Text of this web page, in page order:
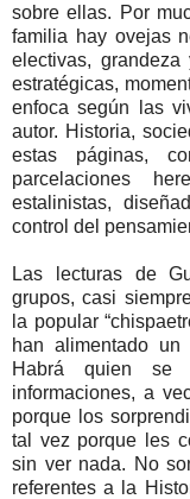
sobre ellas. Por
familia hay ovejas
electivas,
estratégicas,
enfoca según las
autor. Historia,
estas páginas,
parcelaciones
estalinistas,
control del
Las lecturas de
grupos, casi
la popular
han alimentado un
Habrá quien se
informaciones, a
porque los
tal vez porque les
sin ver nada. No
referentes a la